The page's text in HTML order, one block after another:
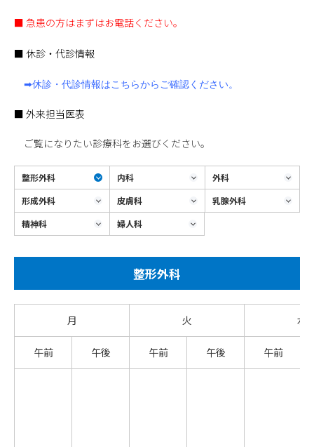
■ 急患の方はまずはお電話ください。
■ 休診・代診情報
➡休診・代診情報はこちらからご確認ください。
■ 外来担当医表
ご覧になりたい診療科をお選びください。
整形外科 内科
外科
形成外科
皮膚科
乳腺外科
精神科
婦人科
整形外科
月 火 水
午前 午後 午前 午後 午前